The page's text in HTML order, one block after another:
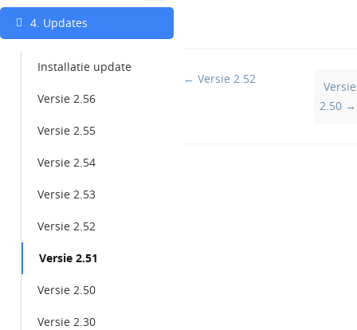
4. Updates
Installatie update
Versie 2.56
Versie 2.55
Versie 2.54
Versie 2.53
Versie 2.52
Versie 2.51
Versie 2.50
Versie 2.30
Doc
← Versie 2.52
Versie
2.50 →